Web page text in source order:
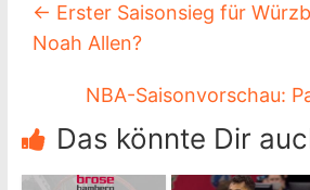
← Erster Saisonsieg für
Noah Allen?
NBA-Saisonvorschau:
Das könnte Dir